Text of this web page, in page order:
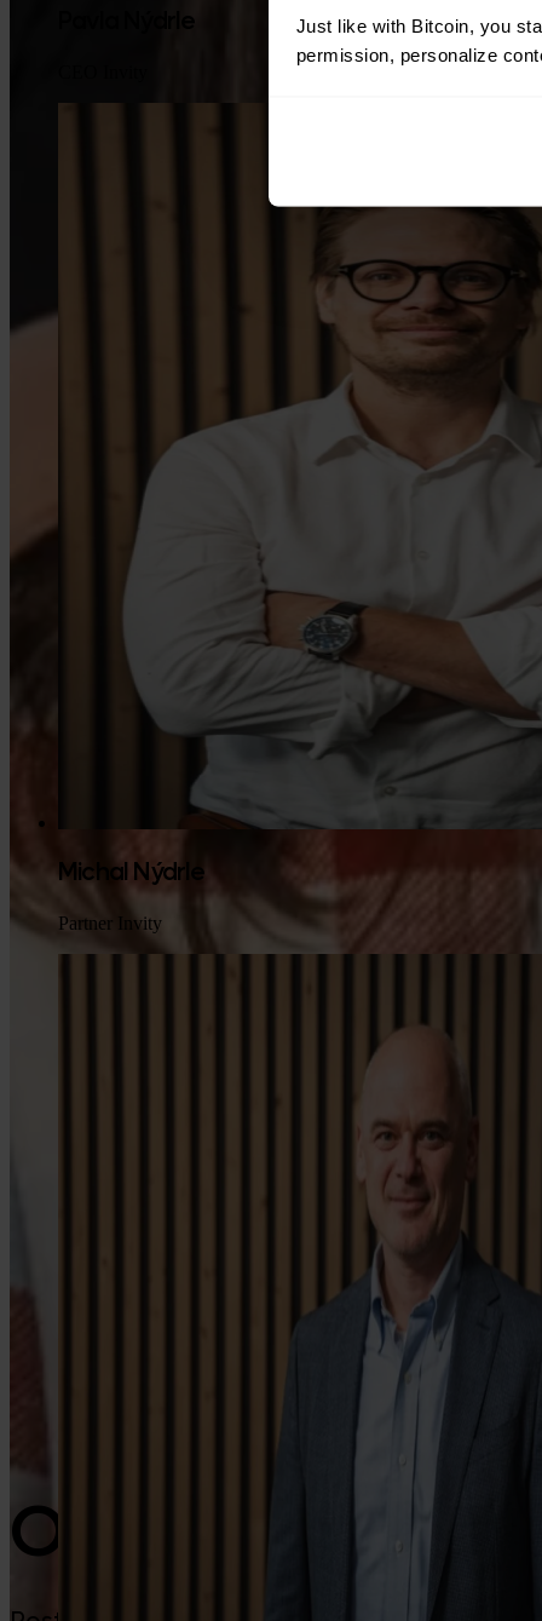
Just like with Bitcoin, you
permission, personalize
O nás
Pavla Nýdrle
Michal Nýdrle
Partner Invity